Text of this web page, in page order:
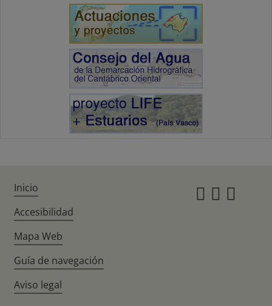
Inicio
Accesibilidad
Mapa Web
Guía de navegación
Aviso legal